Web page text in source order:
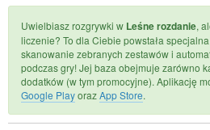
Uwielbiasz rozgrywki w Leśne rozdanie,
liczenie? To dla Ciebie powstała
skanowanie zebranych zestawów i
podczas gry! Jej baza obejmuje zarówno
dodatków (w tym promocyjne). Aplikację
Google PlayorazApp Store.